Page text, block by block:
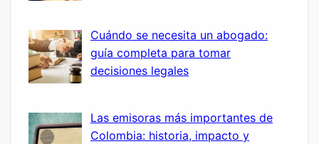
Cuándo se necesita un abogado:
guía completa para tomar
decisiones legales
Las emisoras más importantes de
Colombia: historia, impacto y